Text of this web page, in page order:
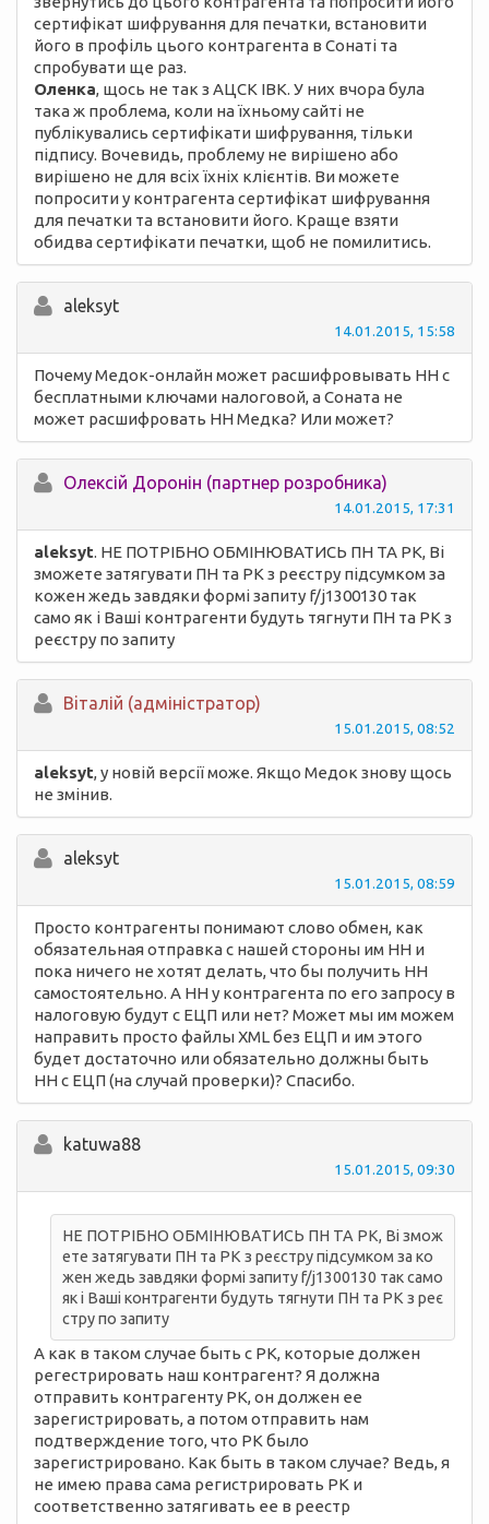
сертифікат шифрування для печатки, встановити
його в профіль цього контрагента в Сонаті та
спробувати ще раз.
Оленка, щось не так з АЦСК ІВК. У них вчора була
така ж проблема, коли на їхньому сайті не
публікувались сертифікати шифрування, тільки
підпису. Вочевидь, проблему не вирішено або
вирішено не для всіх їхніх клієнтів. Ви можете
попросити у контрагента сертифікат шифрування
для печатки та встановити його. Краще взяти
обидва сертифікати печатки, щоб не помилитись.
aleksyt
14.01.2015, 15:58
Почему Медок-онлайн может расшифровывать НН с
бесплатными ключами налоговой, а Соната не
может расшифровать НН Медка? Или может?
Олексій Доронін (партнер розробника)
14.01.2015, 17:31
aleksyt. НЕ ПОТРІБНО ОБМІНЮВАТИСЬ ПН ТА РК, Ві
зможете затягувати ПН та РК з реєстру підсумком за
кожен жедь завдяки формі запиту f/j1300130 так
само як і Ваші контрагенти будуть тягнути ПН та РК з
реєстру по запиту
Вiталій (адміністратор)
15.01.2015, 08:52
aleksyt, у новій версії може. Якщо Медок знову щось
не змінив.
aleksyt
15.01.2015, 08:59
Просто контрагенты понимают слово обмен, как
обязательная отправка с нашей стороны им НН и
пока ничего не хотят делать, что бы получить НН
самостоятельно. А НН у контрагента по его запросу в
налоговую будут с ЕЦП или нет? Может мы им можем
направить просто файлы XML без ЕЦП и им этого
будет достаточно или обязательно должны быть
НН с ЕЦП (на случай проверки)? Спасибо.
katuwa88
15.01.2015, 09:30
НЕ ПОТРІБНО ОБМІНЮВАТИСЬ ПН ТА РК, Ві змож
ете затягувати ПН та РК з реєстру підсумком за ко
жен жедь завдяки формі запиту f/j1300130 так само
як і Ваші контрагенти будуть тягнути ПН та РК з реє
стру по запиту
А как в таком случае быть с РК, которые должен
регестрировать наш контрагент? Я должна
отправить контрагенту РК, он должен ее
зарегистрировать, а потом отправить нам
подтверждение того, что РК было
зарегистрировано. Как быть в таком случае? Ведь, я
не имею права сама регистрировать РК и
соответственно затягивать ее в реестр